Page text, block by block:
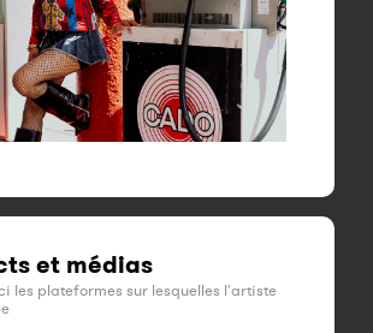
et médias
les plateformes sur lesquelles l'artiste